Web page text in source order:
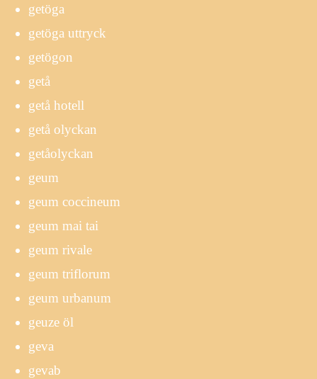
getöga
getöga uttryck
getögon
getå
getå hotell
getå olyckan
getåolyckan
geum
geum coccineum
geum mai tai
geum rivale
geum triflorum
geum urbanum
geuze öl
geva
gevab